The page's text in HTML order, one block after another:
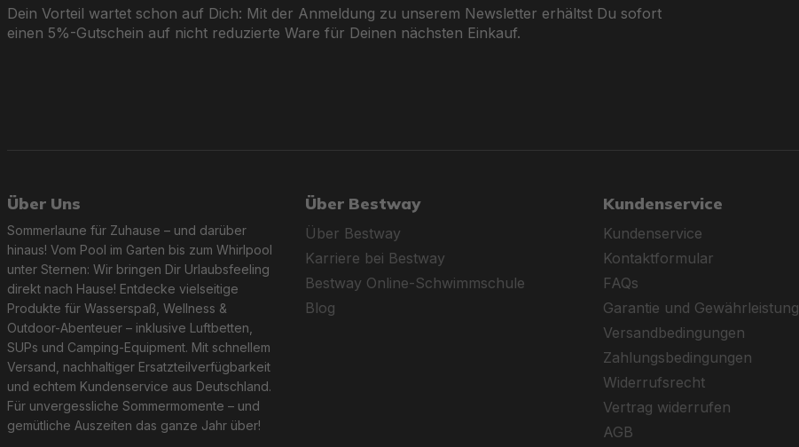
Dein Vorteil wartet schon auf Dich: Mit der Anmeldung zu unserem Newsletter erhältst Du sofort
einen 5%-Gutschein auf nicht reduzierte Ware für Deinen nächsten Einkauf.
Über Uns
Sommerlaune für Zuhause – und darüber
hinaus! Vom Pool im Garten bis zum Whirlpool
unter Sternen: Wir bringen Dir Urlaubsfeeling
direkt nach Hause! Entdecke vielseitige
Produkte für Wasserspaß, Wellness &
Outdoor-Abenteuer – inklusive Luftbetten,
SUPs und Camping-Equipment. Mit schnellem
Versand, nachhaltiger Ersatzteilverfügbarkeit
und echtem Kundenservice aus Deutschland.
Für unvergessliche Sommermomente – und
gemütliche Auszeiten das ganze Jahr über!
Über Bestway
Über Bestway
Karriere bei Bestway
Bestway Online-Schwimmschule
Blog
Kundenservice
Kundenservice
Kontaktformular
FAQs
Garantie und Gewährleistung
Versandbedingungen
Zahlungsbedingungen
Widerrufsrecht
Vertrag widerrufen
AGB